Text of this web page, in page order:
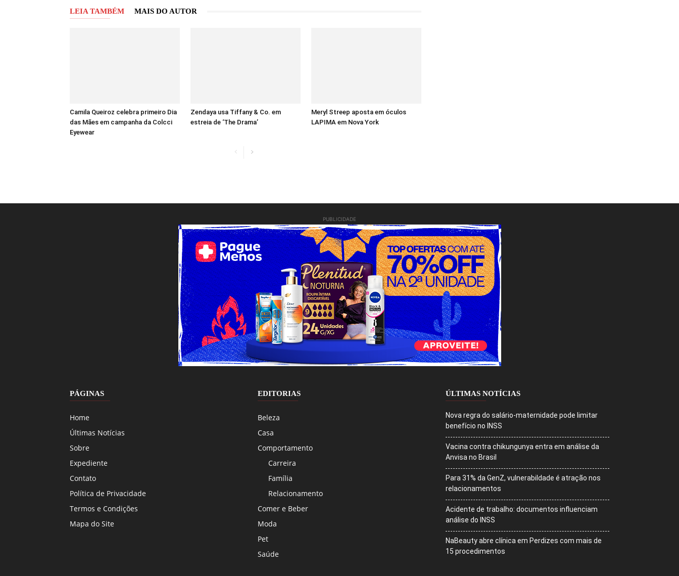
LEIA TAMBÉM MAIS DO AUTOR
Camila Queiroz celebra primeiro Dia
das Mães em campanha da Colcci
Eyewear
Zendaya usa Tiffany & Co. em
estreia de ‘The Drama’
Meryl Streep aposta em óculos
LAPIMA em Nova York
PUBLICIDADE
PÁGINAS
Home
Últimas Notícias
Sobre
Expediente
Contato
Política de Privacidade
Termos e Condições
Mapa do Site
EDITORIAS
Beleza
Casa
Comportamento
Carreira
Família
Relacionamento
Comer e Beber
Moda
Pet
Saúde
ÚLTIMAS NOTÍCIAS
Nova regra do salário-maternidade pode limitar
benefício no INSS
Vacina contra chikungunya entra em análise da
Anvisa no Brasil
Para 31% da GenZ, vulnerabildade é atração nos
relacionamentos
Acidente de trabalho: documentos influenciam
análise do INSS
NaBeauty abre clínica em Perdizes com mais de
15 procedimentos